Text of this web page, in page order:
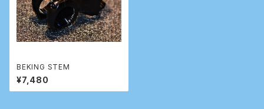
BEKING STEM
¥7,480